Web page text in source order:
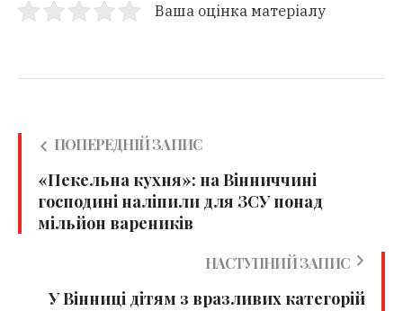
Ваша оцінка матеріалу
ПОПЕРЕДНІЙ ЗАПИС
«Пекельна кухня»: на Вінниччині
господині наліпили для ЗСУ понад
мільйон вареників
НАСТУПНИЙ ЗАПИС
У Вінниці дітям з вразливих категорій